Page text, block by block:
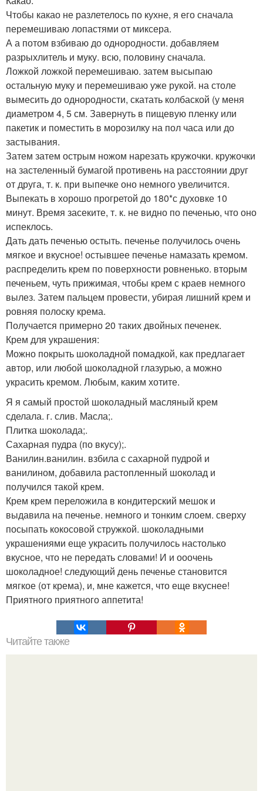
Чтобы какао не разлетелось по кухне, я его сначала
перемешиваю лопастями от миксера.
А а потом взбиваю до однородности. добавляем
разрыхлитель и муку. всю, половину сначала.
Ложкой ложкой перемешиваю. затем высыпаю
остальную муку и перемешиваю уже рукой. на столе
вымесить до однородности, скатать колбаской (у меня
диаметром 4, 5 см. Завернуть в пищевую пленку или
пакетик и поместить в морозилку на пол часа или до
застывания.
Затем затем острым ножом нарезать кружочки. кружочки
на застеленный бумагой противень на расстоянии друг
от друга, т. к. при выпечке оно немного увеличится.
Выпекать в хорошо прогретой до 180*с духовке 10
минут. Время засеките, т. к. не видно по печенью, что оно
испеклось.
Дать дать печенью остыть. печенье получилось очень
мягкое и вкусное! остывшее печенье намазать кремом.
распределить крем по поверхности ровненько. вторым
печеньем, чуть прижимая, чтобы крем с краев немного
вылез. Затем пальцем провести, убирая лишний крем и
ровняя полоску крема.
Получается примерно 20 таких двойных печенек.
Крем для украшения:
Можно покрыть шоколадной помадкой, как предлагает
автор, или любой шоколадной глазурью, а можно
украсить кремом. Любым, каким хотите.
Я я самый простой шоколадный масляный крем
сделала. г. слив. Масла;.
Плитка шоколада;.
Сахарная пудра (по вкусу);.
Ванилин.ванилин. взбила с сахарной пудрой и
ванилином, добавила растопленный шоколад и
получился такой крем.
Крем крем переложила в кондитерский мешок и
выдавила на печенье. немного и тонким слоем. сверху
посыпать кокосовой стружкой. шоколадными
украшениями еще украсить получилось настолько
вкусное, что не передать словами! И и ооочень
шоколадное! следующий день печенье становится
мягкое (от крема), и, мне кажется, что еще вкуснее!
Приятного приятного аппетита!
Читайте также